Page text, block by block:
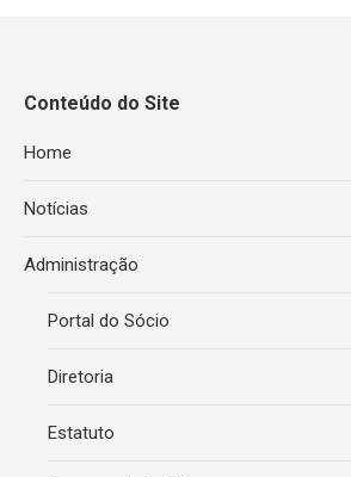
Conteúdo do Site
Home
Notícias
Administração
Portal do Sócio
Diretoria
Estatuto